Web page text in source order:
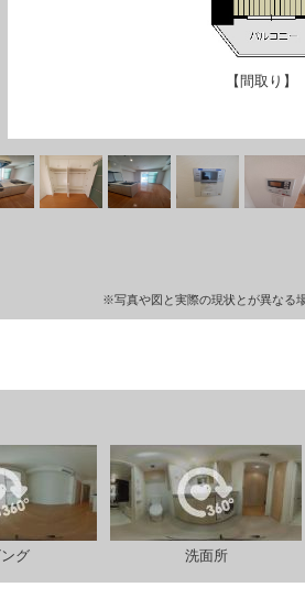
【間取り】
※写真や図と実際の現状とが異なる
グ 洗面所